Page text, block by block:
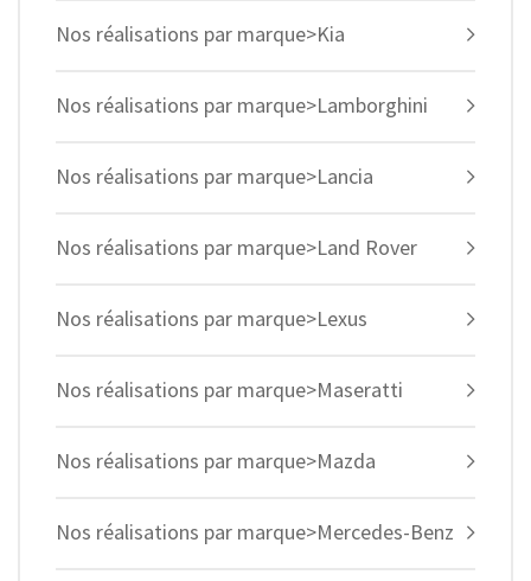
Nos réalisations par marque>Kia
Nos réalisations par marque>Lamborghini
Nos réalisations par marque>Lancia
Nos réalisations par marque>Land Rover
Nos réalisations par marque>Lexus
Nos réalisations par marque>Maseratti
Nos réalisations par marque>Mazda
Nos réalisations par marque>Mercedes-Benz